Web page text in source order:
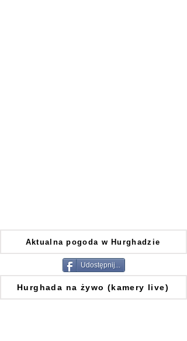
Aktualna pogoda w Hurghadzie
Udostępnij...
Hurghada na żywo (kamery live)